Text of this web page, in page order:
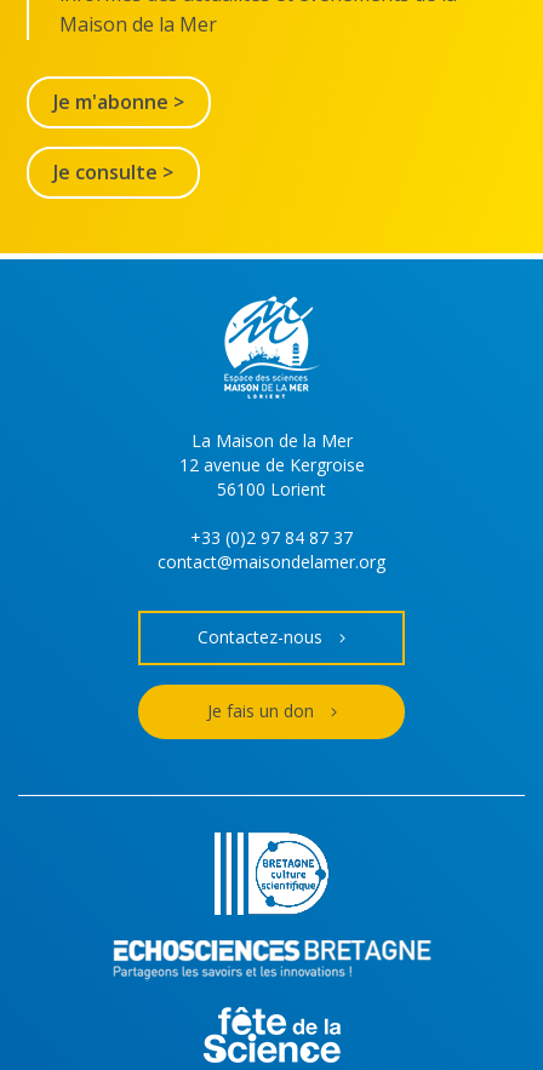
Maison de la Mer
Je m'abonne >
Je consulte >
La Maison de la Mer
12 avenue de Kergroise
56100 Lorient
+33 (0)2 97 84 87 37
contact@maisondelamer.org
Contactez-nous
Je fais un don